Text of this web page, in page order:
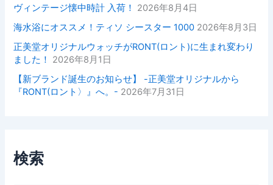
ヴィンテージ懐中時計 入荷！
2026年8月4日
海水浴にオススメ！ティソ シースター 1000 2026年8月3日
正美堂オリジナルウォッチがRONT(ロント)に生まれ変わり
ました！
2026年8月1日
【新ブランド誕生のお知らせ】 -正美堂オリジナルから
『RONT(ロント〉』へ。- 2026年7月31日
検索